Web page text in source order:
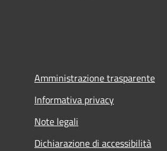
Amministrazione trasparente
Informativa privacy
Note legali
Dichiarazione di accessibilità